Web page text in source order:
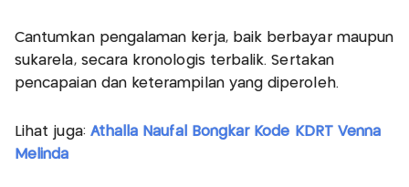
Cantumkan pengalaman kerja, baik berbayar maupun
sukarela, secara kronologis terbalik. Sertakan
pencapaian dan keterampilan yang diperoleh.
Lihat juga: Athalla Naufal Bongkar Kode KDRT Venna
Melinda